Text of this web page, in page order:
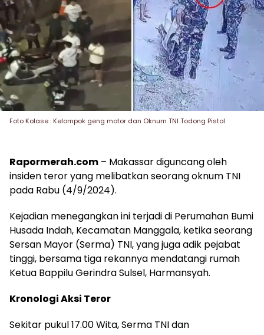
Foto Kolase : Kelompok geng motor dan Oknum TNI Todong Pistol
Rapormerah.com – Makassar diguncang oleh
insiden teror yang melibatkan seorang oknum TNI
pada Rabu (4/9/2024).
Kejadian menegangkan ini terjadi di Perumahan Bumi
Husada Indah, Kecamatan Manggala, ketika seorang
Sersan Mayor (Serma) TNI, yang juga adik pejabat
tinggi, bersama tiga rekannya mendatangi rumah
Ketua Bappilu Gerindra Sulsel, Harmansyah.
Kronologi Aksi Teror
Sekitar pukul 17.00 Wita, Serma TNI dan